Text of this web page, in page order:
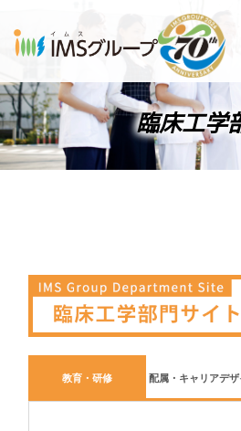
臨床工学
教育・研修 配属・キャリアデ